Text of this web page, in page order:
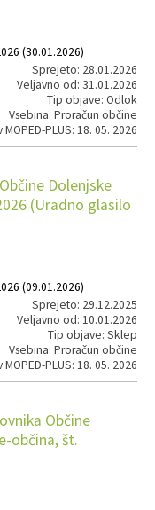
(30.01.2026)
Sprejeto: 28.01.2026
Veljavno od: 31.01.2026
Tip objave: Odlok
Vsebina: Proračun občine
PLUS: 18. 05. 2026
Dolenjske
(Uradno glasilo
(09.01.2026)
Sprejeto: 29.12.2025
Veljavno od: 10.01.2026
Tip objave: Sklep
Vsebina: Proračun občine
PLUS: 18. 05. 2026
Občine
občina, št.